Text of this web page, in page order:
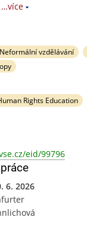
…více
Neformální vzdělávání
Rights Education
eid/99796
6. 2026